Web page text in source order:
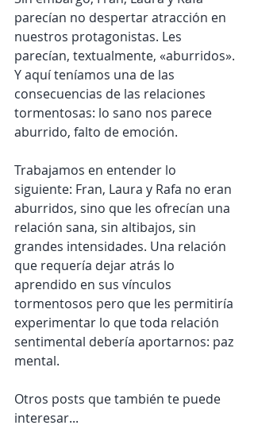
parecían no despertar atracción en
nuestros protagonistas. Les
parecían, textualmente, «aburridos».
Y aquí teníamos una de las
consecuencias de las relaciones
tormentosas: lo sano nos parece
aburrido, falto de emoción.
Trabajamos en entender lo
siguiente: Fran, Laura y Rafa no eran
aburridos, sino que les ofrecían una
relación sana, sin altibajos, sin
grandes intensidades. Una relación
que requería dejar atrás lo
aprendido en sus vínculos
tormentosos pero que les permitiría
experimentar lo que toda relación
sentimental debería aportarnos: paz
mental.
Otros posts que también te puede
interesar...